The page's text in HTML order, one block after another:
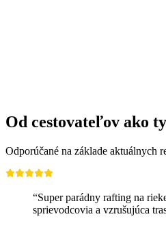
Od cestovateľov ako ty
Odporúčané na základe aktuálnych
“Super parádny rafting na
sprievodcovia a vzrušujúca